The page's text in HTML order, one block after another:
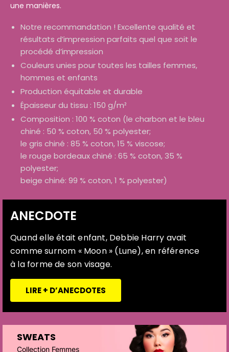
une manières.
Notre recommandation ! Excellente qualité et
résultats d’impression parfaits quel que soit le
procédé d’impression
Couleurs unies pour toutes les tailles femmes,
hommes et enfants
Production équitable et durable
Épaisseur du tissu : 150 g/m²
Composition : 100 % coton (le charbon et le bleu
chiné : 50 % coton, 50 % polyester;
le gris chiné : 85 % coton, 15 % viscose;
le rouge bordeaux chiné : 65 % coton, 35 %
polyester;
beige chiné: 99 % coton, 1 % polyester)
ANECDOTE
Quand elle était enfant, Debbie Harry avait
comme surnom « Moon » (Lune), en référence
à la forme de son visage.
LIRE + D’ANECDOTES
SWEATS
Collection Femmes